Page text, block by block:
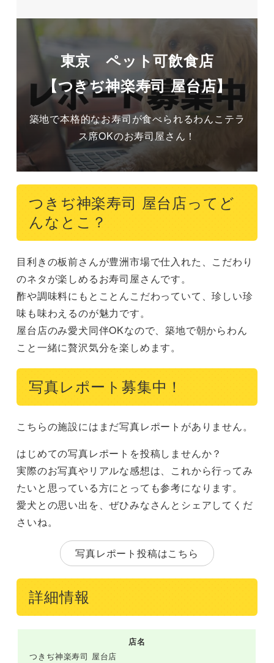
東京 ペット可飲食店
【つきぢ神楽寿司 屋台店】
築地で本格的なお寿司が食べられるわんこテラ
ス席OKのお寿司屋さん！
つきぢ神楽寿司 屋台店ってど
んなとこ？
目利きの板前さんが豊洲市場で仕入れた、こだわり
のネタが楽しめるお寿司屋さんです。
酢や調味料にもとことんこだわっていて、珍しい珍
味も味わえるのが魅力です。
屋台店のみ愛犬同伴OKなので、築地で朝からわん
こと一緒に贅沢気分を楽しめます。
写真レポート募集中！
こちらの施設にはまだ写真レポートがありません。
はじめての写真レポートを投稿しませんか？
実際のお写真やリアルな感想は、これから行ってみ
たいと思っている方にとっても参考になります。
愛犬との思い出を、ぜひみなさんとシェアしてくだ
さいね。
写真レポート投稿はこちら
詳細情報
店名
つきぢ神楽寿司 屋台店